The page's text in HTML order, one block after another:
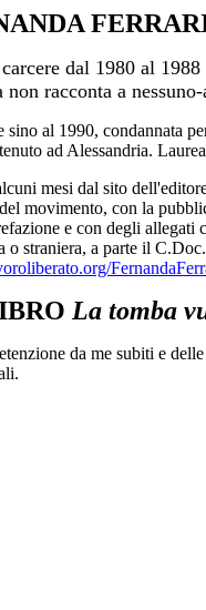
dal 1980 al
non racconta a
al 1990, condannata
ad Alessandria.
mesi dal sito
movimento, con la
e con degli
straniera, a parte il
La tomba
da me subiti e